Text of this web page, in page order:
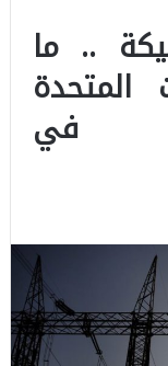
.. ما
المتحدة
في